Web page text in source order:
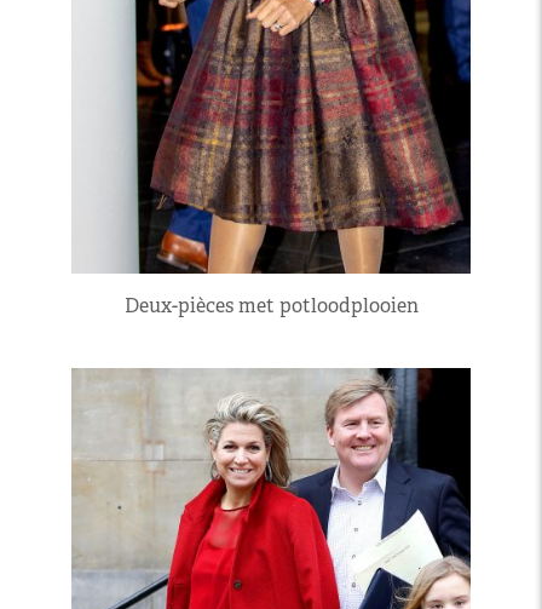
Deux-pièces met potloodplooien